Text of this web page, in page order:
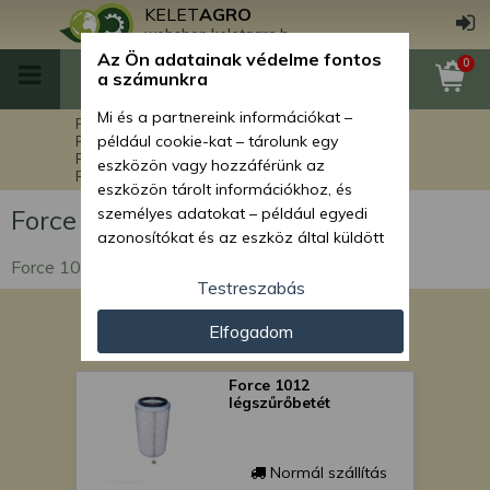
KELETAGRO
webshop.keletagro.hu
0
Főoldal
Force alkatrészek
Force rakodók alkatrészei
Force 1012 rakodógép alkatrészek
Force 1012 motor alkatrészek
Force 1012 motor alkatrészek
Force 1012 motor alkatrészek
Force 1012
légszűrőbetét
Normál szállítás
Az Ön adatainak védelme fontos
a számunkra
Mi és a partnereink információkat –
például cookie-kat – tárolunk egy
eszközön vagy hozzáférünk az
eszközön tárolt információkhoz, és
személyes adatokat – például egyedi
azonosítókat és az eszköz által küldött
személyre szabott hirdetések és
tartalom nyújtásához, hirdetés- és
tartalomméréshez, nézettségi adatok
gyűjtéséhez, valamint termékek
kifejlesztéséhez és a termékek
javításához. Az Ön engedélyével mi és a
partnereink eszközleolvasásos
módszerrel szerzett pontos geolokációs
adatokat és azonosítási információkat
Testreszabás
Elfogadom